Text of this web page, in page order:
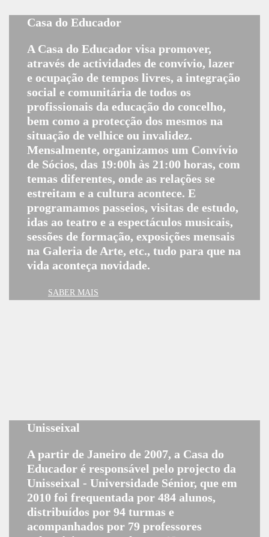
Casa do Educador
A Casa do Educador visa promover,
através de actividades de convívio, lazer
e ocupação de tempos livres, a integração
social e comunitária de todos os
profissionais da educação do concelho,
bem como a protecção dos mesmos na
situação de velhice ou invalidez.
Mensalmente, organizamos um Convívio
de Sócios, das 19:00h às 21:00 horas, com
temas diferentes, onde as relações se
estreitam e a cultura acontece. E
programamos passeios, visitas de estudo,
idas ao teatro e a espectáculos musicais,
sessões de formação, exposições mensais
na Galeria de Arte, etc., tudo para que na
vida aconteça novidade.
SABER MAIS
Unisseixal
A partir de Janeiro de 2007, a Casa do
Educador é responsável pelo projecto da
Unisseixal - Universidade Sénior, que em
2010 foi frequentada por 484 alunos,
distribuídos por 94 turmas e
acompanhados por 79 professores